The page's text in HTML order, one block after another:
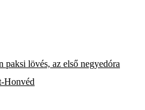
lövés, az első negyedóra
Honvéd